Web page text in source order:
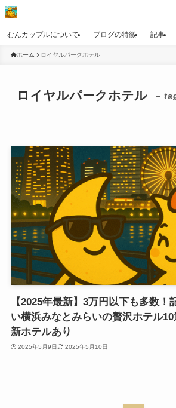
むんカップルについて ブログの特徴 記事
ホーム ロイヤルパークホテル
ロイヤルパークホテル –
【2025年最新】3万円以下も多数！
い横浜みなとみらいの贅沢ホテル
新ホテルあり
2025年5月9日 2025年5月10日